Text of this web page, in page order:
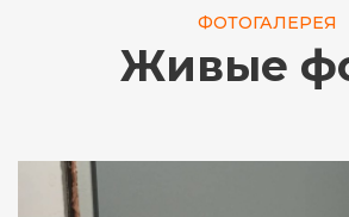
ФОТОГАЛЕРЕЯ
Живые